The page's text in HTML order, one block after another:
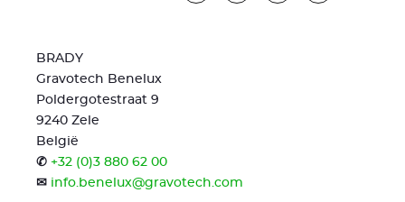
BRADY
Gravotech Benelux
Poldergotestraat 9
9240 Zele
België
✆ +32 (0)3 880 62 00
✉ info.benelux@gravotech.com